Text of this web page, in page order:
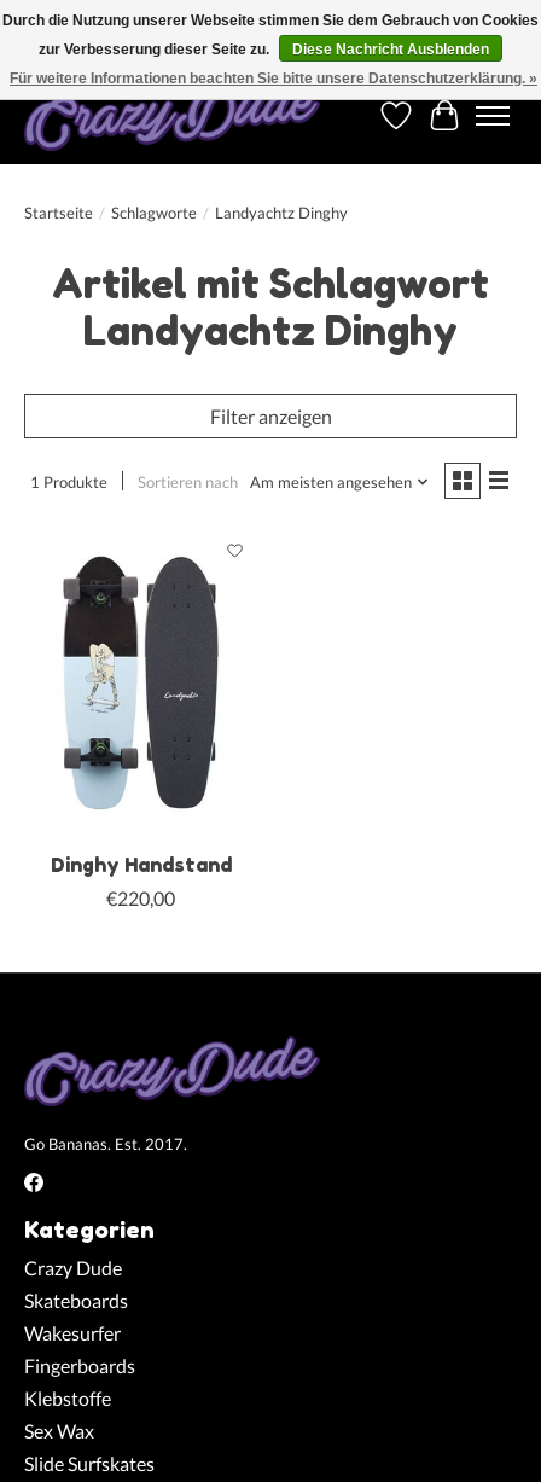
Kostenfreier Versand für Bestellungen ab 250 €. Weltweite Lieferung!
Wunschzettel
Ihr
Startseite / Schlagworte / Landyachtz Dinghy
Artikel mit Schlagwort
Landyachtz Dinghy
Filter anzeigen
1 Produkte Sortieren nach Am meisten angesehen
Dinghy Handstand
€220,00
Go Bananas. Est. 2017.
Kategorien
Crazy Dude
Skateboards
Wakesurfer
Fingerboards
Klebstoffe
Sex Wax
Slide Surfskates
Durch die Nutzung unserer Webseite stimmen Sie dem Gebrauch von Cookies
zur Verbesserung dieser Seite zu.
Diese Nachricht Ausblenden
Für weitere Informationen beachten Sie bitte unsere Datenschutzerklärung. »